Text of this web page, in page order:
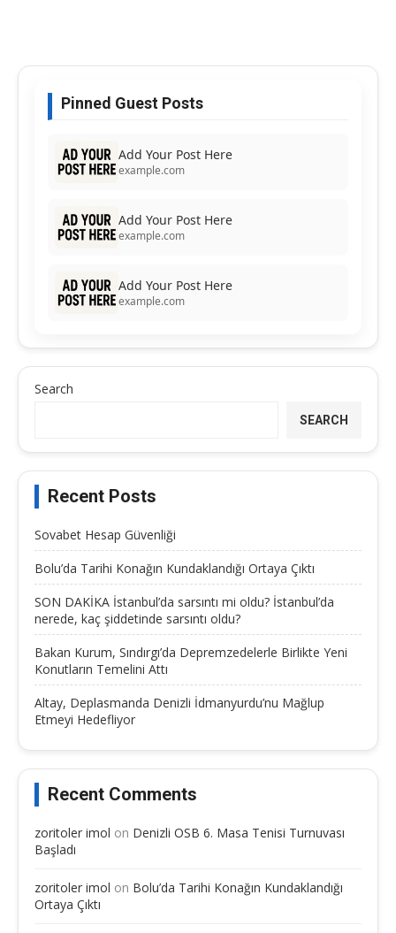
Pinned Guest Posts
Add Your Post Here
example.com
Add Your Post Here
example.com
Add Your Post Here
example.com
Search
SEARCH
Recent Posts
Sovabet Hesap Güvenliği
Bolu’da Tarihi Konağın Kundaklandığı Ortaya Çıktı
SON DAKİKA İstanbul’da sarsıntı mi oldu? İstanbul’da
nerede, kaç şiddetinde sarsıntı oldu?
Bakan Kurum, Sındırgı’da Depremzedelerle Birlikte Yeni
Konutların Temelini Attı
Altay, Deplasmanda Denizli İdmanyurdu’nu Mağlup
Etmeyi Hedefliyor
Recent Comments
zoritoler imol on Denizli OSB 6. Masa Tenisi Turnuvası
Başladı
zoritoler imol on Bolu’da Tarihi Konağın Kundaklandığı
Ortaya Çıktı